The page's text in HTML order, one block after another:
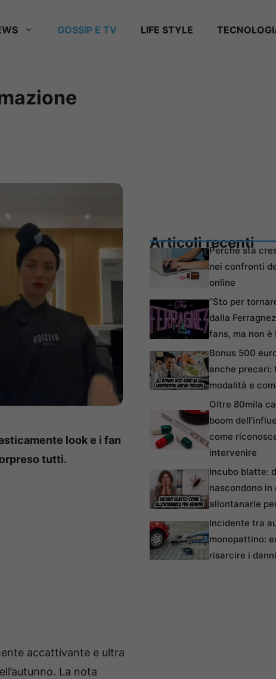
GOSSIP E TV LIFE STYLE
look e i fan
tutti.
accattivante e ultra
La nota
Articoli recenti
Perché sta
nei confronti
online
“Sto per
dalla
fans, ma non è
Bonus 500
anche precari:
modalità e
Oltre 80mila
boom
come
intervenire
Incubo blatte:
nascondono in
allontanarle
Incidente tra
monopattino:
risarcire i danni